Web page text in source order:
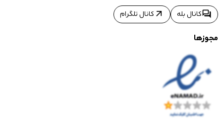
forumکانال بله arrow_outward کانال تلگرام
مجوزها